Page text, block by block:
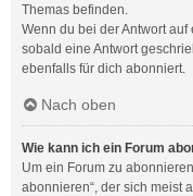
Themas befinden.
Wenn du bei der Antwort
sobald eine Antwort
ebenfalls für dich abonniert.
Nach oben
Wie kann ich ein Forum
Um ein Forum zu
abonnieren“, der sich meist